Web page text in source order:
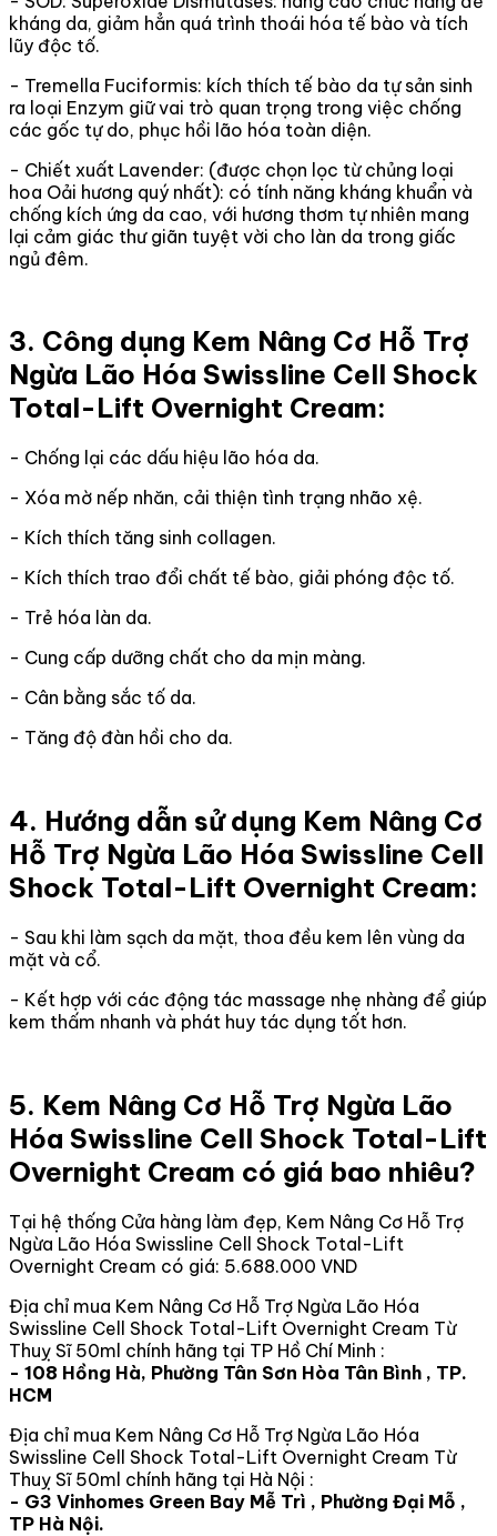
kháng da, giảm hẳn quá trình thoái hóa tế bào và tích
lũy độc tố.
- Tremella Fuciformis: kích thích tế bào da tự sản sinh
ra loại Enzym giữ vai trò quan trọng trong việc chống
các gốc tự do, phục hồi lão hóa toàn diện.
- Chiết xuất Lavender: (được chọn lọc từ chủng loại
hoa Oải hương quý nhất): có tính năng kháng khuẩn và
chống kích ứng da cao, với hương thơm tự nhiên mang
lại cảm giác thư giãn tuyệt vời cho làn da trong giấc
ngủ đêm.
3. Công dụng Kem Nâng Cơ Hỗ Trợ
Ngừa Lão Hóa Swissline Cell Shock
Total-Lift Overnight Cream:
- Chống lại các dấu hiệu lão hóa da.
- Xóa mờ nếp nhăn, cải thiện tình trạng nhão xệ.
- Kích thích tăng sinh collagen.
- Kích thích trao đổi chất tế bào, giải phóng độc tố.
- Trẻ hóa làn da.
- Cung cấp dưỡng chất cho da mịn màng.
- Cân bằng sắc tố da.
- Tăng độ đàn hồi cho da.
4. Hướng dẫn sử dụng Kem Nâng Cơ
Hỗ Trợ Ngừa Lão Hóa Swissline Cell
Shock Total-Lift Overnight Cream:
- Sau khi làm sạch da mặt, thoa đều kem lên vùng da
mặt và cổ.
- Kết hợp với các động tác massage nhẹ nhàng để giúp
kem thấm nhanh và phát huy tác dụng tốt hơn.
5. Kem Nâng Cơ Hỗ Trợ Ngừa Lão
Hóa Swissline Cell Shock Total-Lift
Overnight Cream có giá bao nhiêu?
Tại hệ thống Cửa hàng làm đẹp, Kem Nâng Cơ Hỗ Trợ
Ngừa Lão Hóa Swissline Cell Shock Total-Lift
Overnight Cream có giá: 5.688.000 VND
Địa chỉ mua Kem Nâng Cơ Hỗ Trợ Ngừa Lão Hóa
Swissline Cell Shock Total-Lift Overnight Cream Từ
Thuỵ Sĩ 50ml chính hãng tại TP Hồ Chí Minh :
- 108 Hồng Hà, Phường Tân Sơn Hòa Tân Bình , TP.
HCM
Địa chỉ mua Kem Nâng Cơ Hỗ Trợ Ngừa Lão Hóa
Swissline Cell Shock Total-Lift Overnight Cream Từ
Thuỵ Sĩ 50ml chính hãng tại Hà Nội :
- G3 Vinhomes Green Bay Mễ Trì , Phường Đại Mỗ ,
TP Hà Nội.